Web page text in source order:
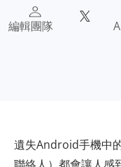
編輯團隊
遺失Android手機中